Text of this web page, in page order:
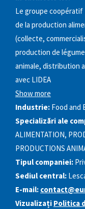
Le groupe
de la production
(collecte,
production de
animale, distribution
avec LIDEA
Show more
Industrie: Food and
Specializări ale
ALIMENTATION,
PRODUCTIONS
Tipul companiei:
Sediul central:
E-mail:
Vizualizați Politica